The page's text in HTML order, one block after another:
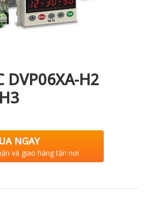
DVP06XA-H2
NGAY
và giao hàng tận nơi